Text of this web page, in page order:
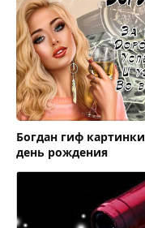
Богдан гиф картинки
день рождения